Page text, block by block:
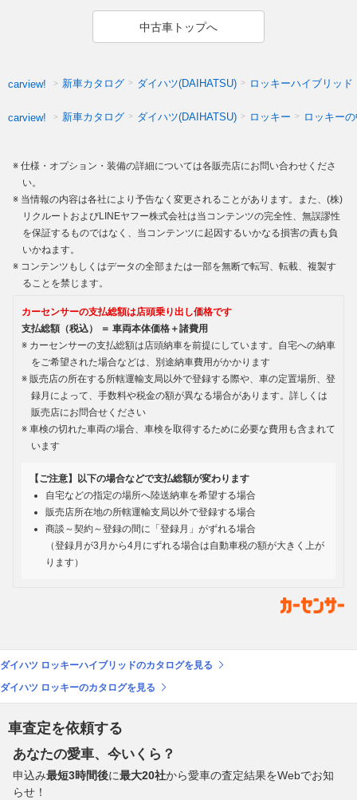
中古車トップへ
carview! 新車カタログ ダイハツ(DAIHATSU) ロッキーハイブリッド
carview! 新車カタログ ダイハツ(DAIHATSU) ロッキー ロッキー
仕様・オプション・装備の詳細については各販売店にお問い合わせくださ
い。
当情報の内容は各社により予告なく変更されることがあります。また、(株)
リクルートおよびLINEヤフー株式会社は当コンテンツの完全性、無誤謬性
を保証するものではなく、当コンテンツに起因するいかなる損害の責も負
いかねます。
コンテンツもしくはデータの全部または一部を無断で転写、転載、複製す
ることを禁じます。
カーセンサーの支払総額は店頭乗り出し価格です
支払総額（税込） ＝ 車両本体価格＋諸費用
カーセンサーの支払総額は店頭納車を前提にしています。自宅への納車
をご希望された場合などは、別途納車費用がかかります
販売店の所在する所轄運輸支局以外で登録する際や、車の定置場所、登
録月によって、手数料や税金の額が異なる場合があります。詳しくは
販売店にお問合せください
車検の切れた車両の場合、車検を取得するために必要な費用も含まれて
います
【ご注意】以下の場合などで支払総額が変わります
自宅などの指定の場所へ陸送納車を希望する場合
販売店所在地の所轄運輸支局以外で登録する場合
商談～契約～登録の間に「登録月」がずれる場合
（登録月が3月から4月にずれる場合は自動車税の額が大きく上が
ります）
ダイハツ ロッキーハイブリッドのカタログを見る
ダイハツ ロッキーのカタログを見る
車査定を依頼する
あなたの愛車、今いくら？
申込み最短3時間後に最大20社から愛車の査定結果をWebでお知
らせ！